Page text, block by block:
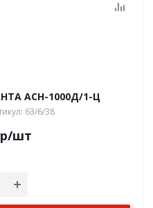
АСН-1000Д/1-Ц
63/6/38
р/шт